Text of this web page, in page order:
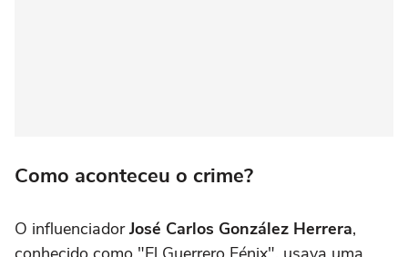
Como aconteceu o crime?
O influenciadorJosé Carlos González Herrera,